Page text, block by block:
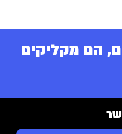
הם מקליקים